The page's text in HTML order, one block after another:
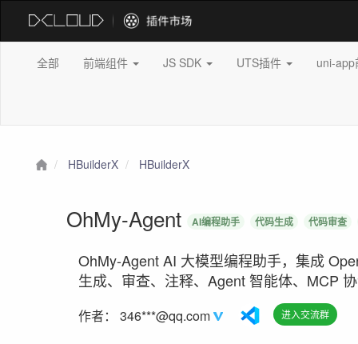
全部 前端组件 JS SDK UTS插件 uni-
HBuilderX HBuilderX
OhMy-Agent AI编程助手 代码生成 代码审查
OhMy-Agent AI 大模型编程助手，集成
生成、审查、注释、Agent 智能体、MCP
作者：346***@qq.com 进入交流群